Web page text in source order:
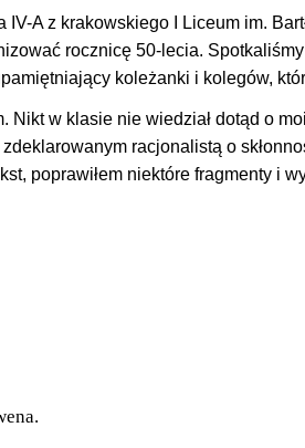
IV-A z krakowskiego I Liceum im.
rocznicę 50-lecia.
koleżanki i kolegów,
Nikt w klasie nie wiedział dotąd o
racjonalistą o
poprawiłem niektóre fragmenty i